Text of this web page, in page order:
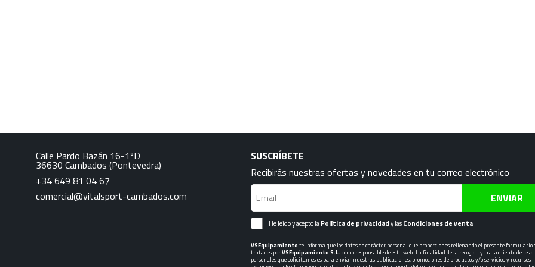
Calle Pardo Bazán 16-1ºD
36630 Cambados (Pontevedra)
+34 649 81 04 67
comercial@vitalsport-cambados.com
SUSCRÍBETE
Recibirás nuestras ofertas y novedades en tu correo electrónico
ENVIAR
He leído y acepto laPolítica de privacidady lasCondiciones de venta
VSEquipamiento te informa que los datos de carácter personal que proporciones rellenando el presente formulario
tratados porVSEquipamiento S.L. como responsable de esta web. La finalidad de la recogida y tratamiento de los
personales que solicitamos es para enviar nuestras publicaciones, promociones de productos y/o servicios y recursos